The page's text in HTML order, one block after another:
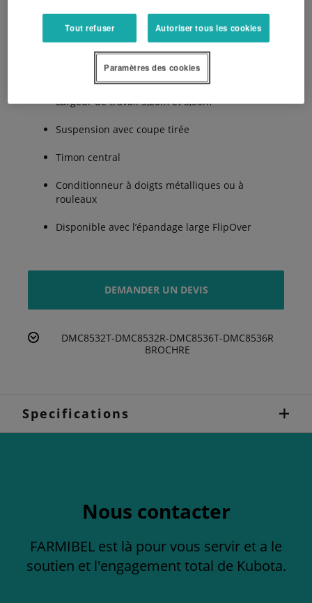
Les avantages :
Largeur de travail 3,20m et 3,50m
Suspension avec coupe tirée
Timon central
Conditionneur à doigts métalliques ou à
rouleaux
Disponible avec l’épandage large FlipOver
DEMANDER UN DEVIS
DMC8532T-DMC8532R-DMC8536T-DMC8536R
BROCHRE
Specifications
Nous contacter
FARMIBEL est là pour vous servir et a le
soutien et l'engagement total de Kubota.
Tout refuser Autoriser tous les cookies
Paramètres des cookies